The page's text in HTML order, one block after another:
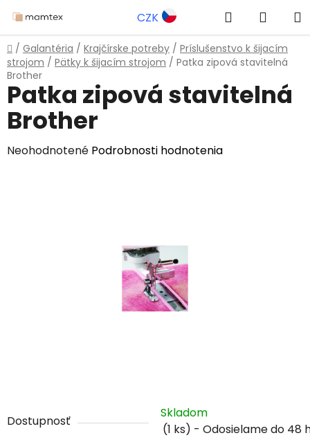
na
obsah
CZK Hľadať
KOŠÍK
Domov
/ Galantéria / Krajčírske potreby / Príslušenstvo k šijacím
strojom / Pätky k šijacím strojom / Patka zipová stavitelná
Brother
Dostupnosť
Skladom
(1 ks)
Patka zipová stavitelná
Brother
Priemerné
Neohodnotené Podrobnosti hodnotenia